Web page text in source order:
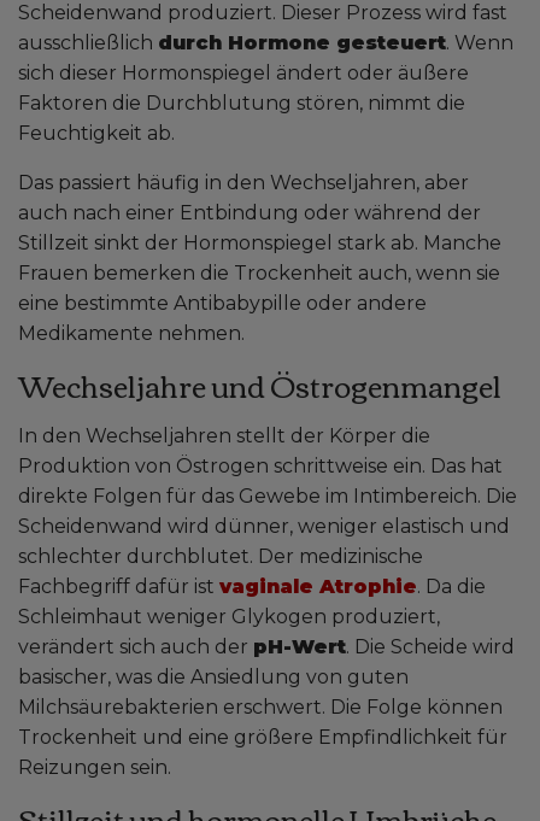
Scheidenwand produziert. Dieser Prozess wird fast
ausschließlich durch Hormone gesteuert. Wenn
sich dieser Hormonspiegel ändert oder äußere
Faktoren die Durchblutung stören, nimmt die
Feuchtigkeit ab.
Das passiert häufig in den Wechseljahren, aber
auch nach einer Entbindung oder während der
Stillzeit sinkt der Hormonspiegel stark ab. Manche
Frauen bemerken die Trockenheit auch, wenn sie
eine bestimmte Antibabypille oder andere
Medikamente nehmen.
Wechseljahre und Östrogenmangel
In den Wechseljahren stellt der Körper die
Produktion von Östrogen schrittweise ein. Das hat
direkte Folgen für das Gewebe im Intimbereich. Die
Scheidenwand wird dünner, weniger elastisch und
schlechter durchblutet. Der medizinische
Fachbegriff dafür ist vaginale Atrophie. Da die
Schleimhaut weniger Glykogen produziert,
verändert sich auch der pH-Wert. Die Scheide wird
basischer, was die Ansiedlung von guten
Milchsäurebakterien erschwert. Die Folge können
Trockenheit und eine größere Empfindlichkeit für
Reizungen sein.